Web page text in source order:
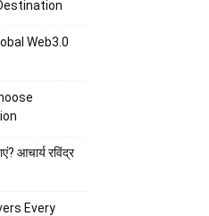
Web3.0
आचार्य रविंद्र
Every